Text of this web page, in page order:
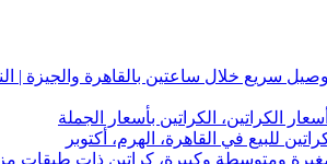
الكراتين، الكراتين بأسعار الجملة
للبيع في القاهرة، الهرم، أكتوبر
صغيرة ومتوسطة وكبيرة، كراتين ذات طبقات